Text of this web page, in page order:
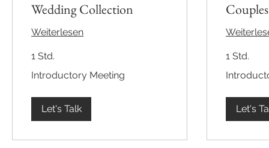
Wedding Collection
Weiterlesen
1 Std.
Meeting
Introductory Meeting
Let's Talk
1 Std.
Meeting
Let's